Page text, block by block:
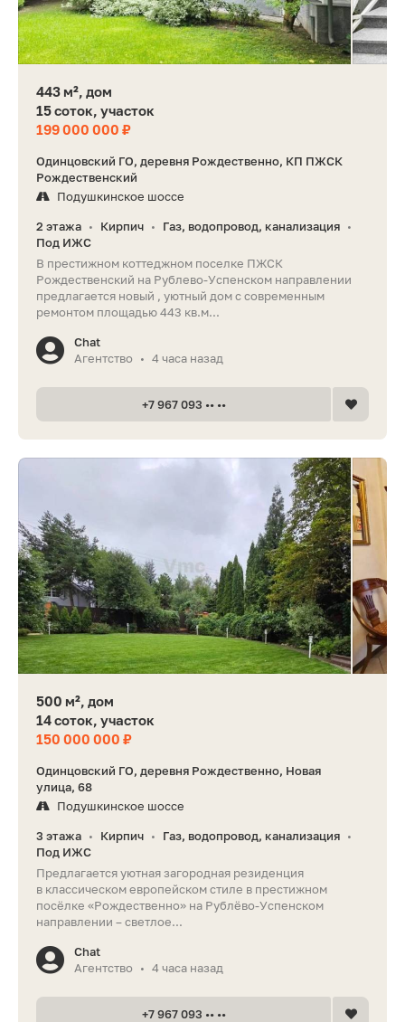
443 м², дом
15 соток, участок
199 000 000 ₽
Одинцовский ГО, деревня Рождественно, КП ПЖСК
Рождественский
Подушкинское шоссе
2 этажа • Кирпич • Газ, водопровод, канализация •
Под ИЖС
В престижном коттеджном поселке ПЖСК
Рождественский на Рублево-Успенском направлении
предлагается новый , уютный дом с современным
ремонтом площадью 443 кв.м...
Chat
Агентство
• 4 часа назад
+7 967 093 •• ••
500 м², дом
14 соток, участок
150 000 000 ₽
Одинцовский ГО, деревня Рождественно, Новая
улица, 68
Подушкинское шоссе
3 этажа • Кирпич • Газ, водопровод, канализация •
Под ИЖС
Предлагается уютная загородная резиденция
в классическом европейском стиле в престижном
посёлке «Рождественно» на Рублёво-Успенском
направлении – светлое...
Chat
Агентство
• 4 часа назад
+7 967 093 •• ••